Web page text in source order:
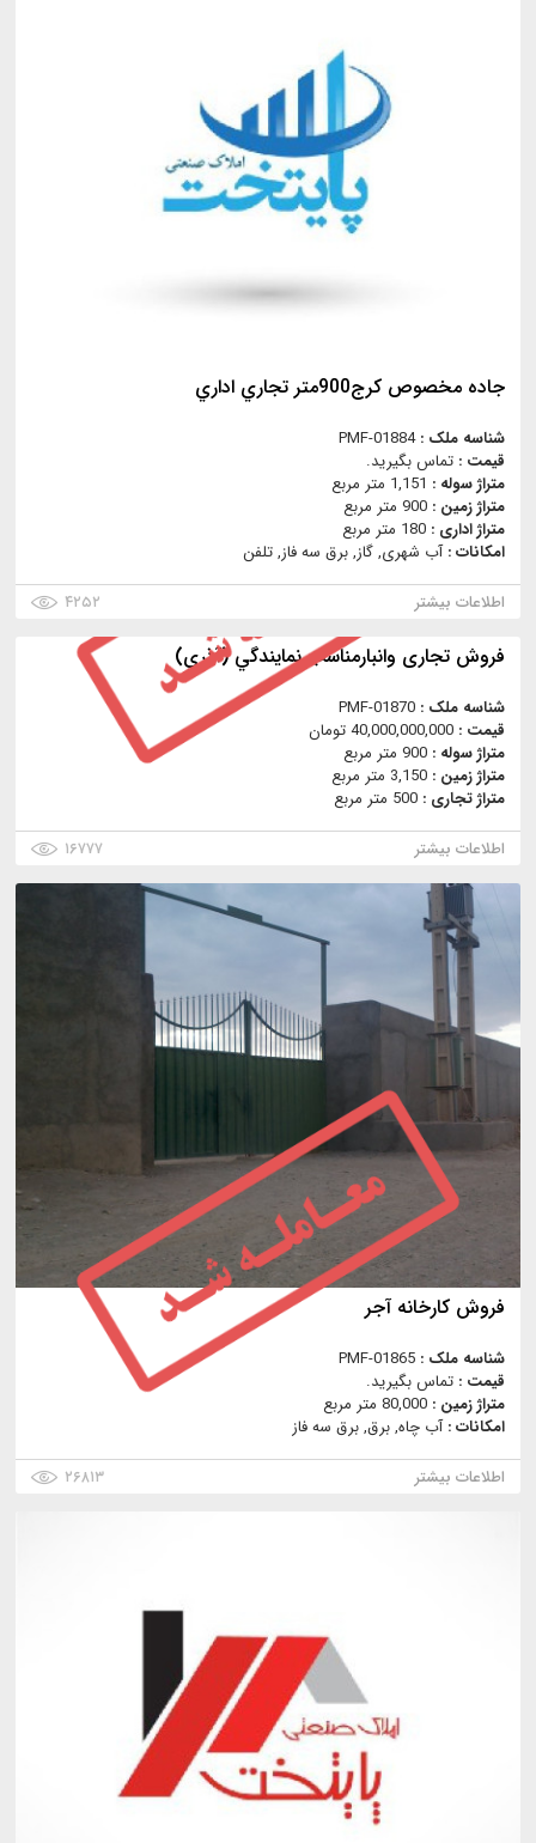
جاده مخصوص كرج900متر تجاري اداري
شناسه ملک :PMF-01884
قیمت : تماس بگیرید.
متراژ سوله : 1,151 متر مربع
متراژ زمین : 900 متر مربع
متراژ اداری : 180 متر مربع
امکانات :آب شهری, گاز, برق سه فاز, تلفن
اطلاعات بیشتر
۴۲۵۲
فروش تجاری وانبارمناسب نمايندگي (آذري)
شناسه ملک : PMF-01870
قیمت : 40,000,000,000 تومان
متراژ سوله : 900 متر مربع
متراژ زمین : 3,150 متر مربع
متراژ تجاری : 500 متر مربع
اطلاعات بیشتر
۱۶۷۷۷
فروش کارخانه آجر
شناسه ملک : PMF-01865
قیمت : تماس بگیرید.
متراژ زمین : 80,000 متر مربع
امکانات :آب چاه, برق, برق سه فاز
اطلاعات بیشتر
۲۶۸۱۳